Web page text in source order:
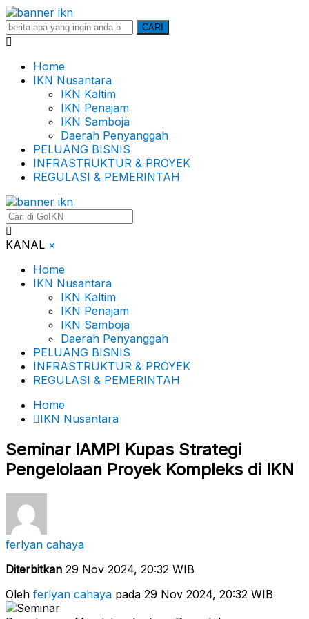
Search
for:
CARI
Home
IKN Nusantara
IKN Kaltim
IKN Penajam
IKN Samboja
Daerah Penyanggah
PELUANG BISNIS
INFRASTRUKTUR & PROYEK
REGULASI & PEMERINTAH
KANAL ×
Home
IKN Nusantara
IKN Kaltim
IKN Penajam
IKN Samboja
Daerah Penyanggah
PELUANG BISNIS
INFRASTRUKTUR & PROYEK
REGULASI & PEMERINTAH
Home
IKN Nusantara
Seminar IAMPI Kupas Strategi
Pengelolaan Proyek Kompleks di IKN
ferlyan cahaya
Diterbitkan 29 Nov 2024, 20:32 WIB
Oleh ferlyan cahaya pada 29 Nov 2024, 20:32 WIB